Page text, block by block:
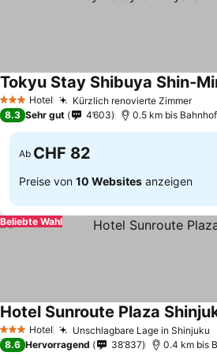
3 SterneHotel Kürzlich renovierte Zimmer
Tokyu Stay Shibuya Shin-
8.3 Sehr gut 4’603 0.5 km bis
Ab CHF 82
Preise von 10 Websites anzeigen
Beliebte Wahl
3 SterneHotel Unschlagbare Lage in Shinjuku
Hotel Sunroute Plaza
8.6 Hervorragend 38’837 0.4 km bis